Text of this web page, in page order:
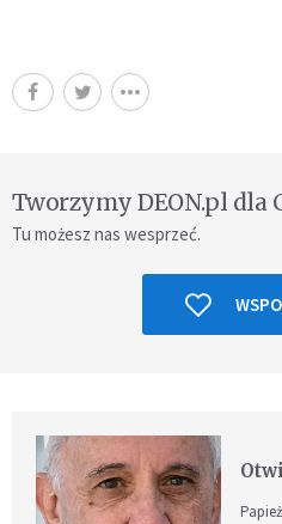
Tworzymy DEON.pl dla
Tu możesz nas wesprzeć.